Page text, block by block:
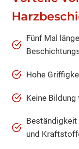
Fünf Mal
Hohe
Keine Bildung
Beständigkeit
und